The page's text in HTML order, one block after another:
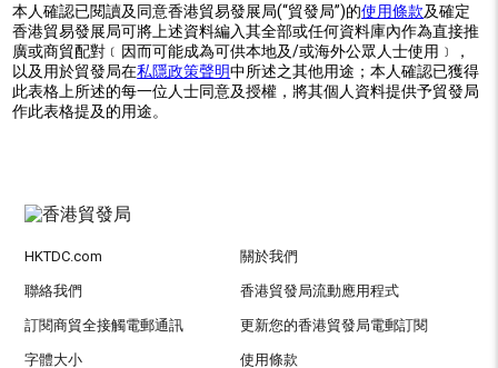
本人確認已閱讀及同意香港貿易發展局(“貿發局”)的使用條款及確定
香港貿易發展局可將上述資料編入其全部或任何資料庫內作為直接推
廣或商貿配對﹝因而可能成為可供本地及/或海外公眾人士使用﹞，
以及用於貿發局在私隱政策聲明中所述之其他用途；本人確認已獲得
此表格上所述的每一位人士同意及授權，將其個人資料提供予貿發局
作此表格提及的用途。
HKTDC.com 關於我們
聯絡我們 香港貿發局流動應用程式
訂閱商貿全接觸電郵通訊 更新您的香港貿發局電郵訂閱
字體大小 使用條款